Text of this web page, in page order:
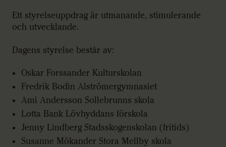
Ett styrelseuppdrag är utmanande, stimulerande
och utvecklande.
Dagens styrelse består av:
Oskar Forssander Kulturskolan
Fredrik Bodin Alströmergymnasiet
Ami Andersson Sollebrunns skola
Lotta Bank Lövhyddans förskola
Jenny Lindberg Stadsskogenskolan (fritids)
Susanne Mökander Stora Mellby skola